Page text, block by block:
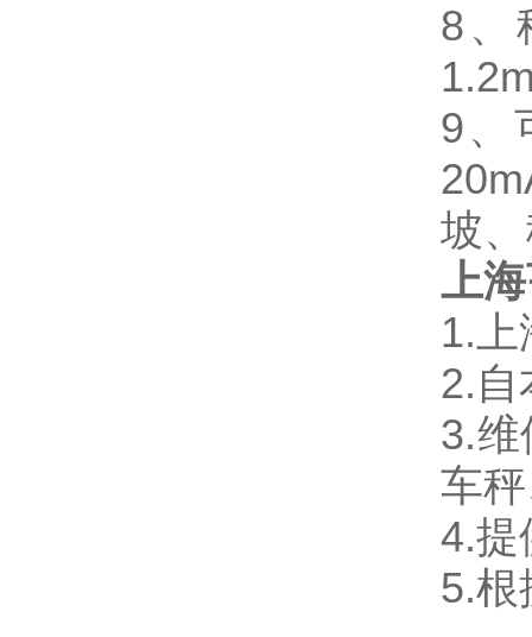
8、
9、
坡
上
1.
2.
3.维
车
4.提
5.根